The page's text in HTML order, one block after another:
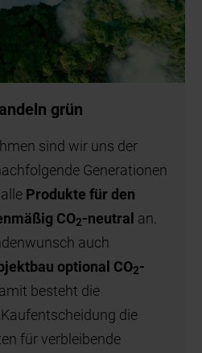
grün
sind wir uns der
Generationen
Produkte für den
CO2-neutral an.
auch
optional CO2-
besteht die
die
für verbleibende